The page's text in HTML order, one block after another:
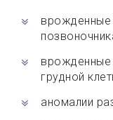
врожденные
врожденные
грудной
аномалии